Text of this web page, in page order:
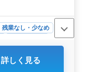
残業なし・少なめ
る＞ この求人で
詳しく見る